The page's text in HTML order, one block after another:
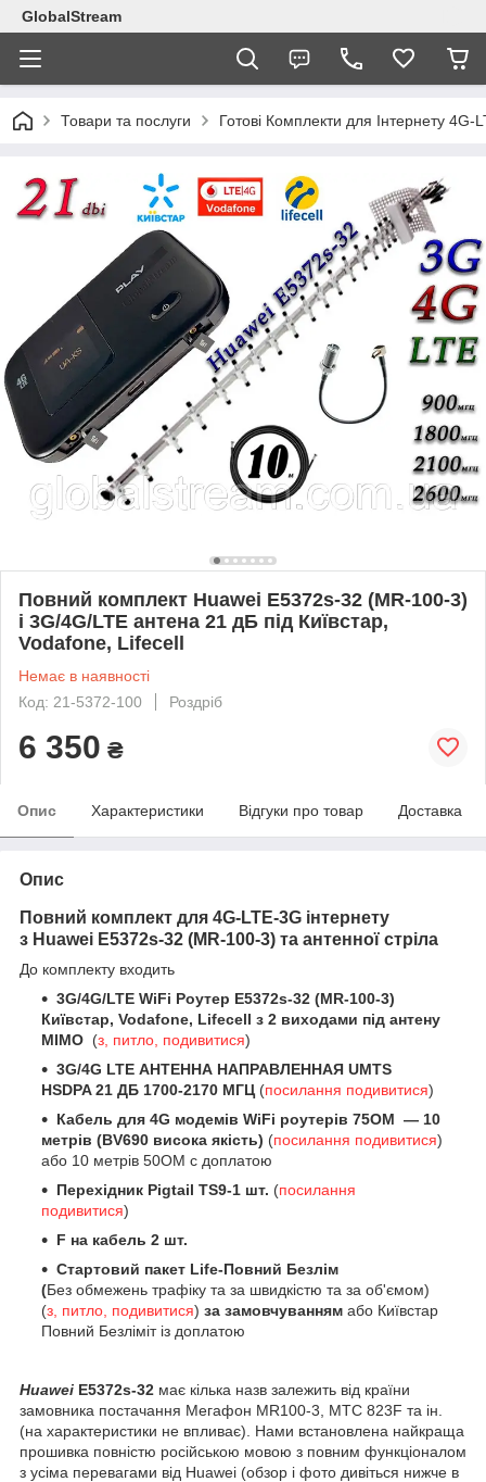
GlobalStream
Товари та послуги Готові Комплекти для Інтернету 4G-
Повний комплект Huawei E5372s-32 (MR-100-3)
і 3G/4G/LTE антена 21 дБ під Київстар,
Vodafone, Lifecell
Немає в наявності
Код: 21-5372-100
Роздріб
6 350 ₴
Опис Характеристики Відгуки про товар Доставка
Опис
Повний комплект для 4G-LTE-3G інтернету
з Huawei E5372s-32 (MR-100-3) та антенної стріла
До комплекту входить
3G/4G/LTE WiFi Роутер E5372s-32 (MR-100-3)
Київстар, Vodafone, Lifecell з 2 виходами під антену
MIMO (з , питло, подивитися)
3G/4G LTE АНТЕННА НАПРАВЛЕННАЯ UMTS
HSDPA 21 ДБ 1700-2170 МГЦ (посилання подивитися)
Кабель для 4G модемів WiFi роутерів 75OM — 10
метрів (BV690 висока якість) (посилання подивитися)
або 10 метрів 50OM с доплатою
Перехідник Pigtail TS9-1 шт. (посилання
подивитися)
F на кабель 2 шт.
Стартовий пакет Life-Повний Безлім
(Без обмежень трафіку та за швидкістю та за об'ємом)
(з , питло, подивитися) за замовчуванням або Київстар
Повний Безліміт із доплатою
Huawei E5372s-32 має кілька назв залежить від країни
замовника постачання Мегафон MR100-3, МТС 823F та ін.
(на характеристики не впливає). Нами встановлена найкраща
прошивка повністю російською мовою з повним функціоналом
з усіма перевагами від Huawei (обзор і фото дивіться нижче в